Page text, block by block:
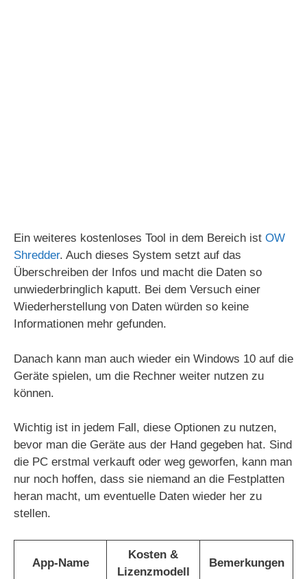
Ein weiteres kostenloses Tool in dem Bereich ist OW
Shredder. Auch dieses System setzt auf das
Überschreiben der Infos und macht die Daten so
unwiederbringlich kaputt. Bei dem Versuch einer
Wiederherstellung von Daten würden so keine
Informationen mehr gefunden.
Danach kann man auch wieder ein Windows 10 auf die
Geräte spielen, um die Rechner weiter nutzen zu
können.
Wichtig ist in jedem Fall, diese Optionen zu nutzen,
bevor man die Geräte aus der Hand gegeben hat. Sind
die PC erstmal verkauft oder weg geworfen, kann man
nur noch hoffen, dass sie niemand an die Festplatten
heran macht, um eventuelle Daten wieder her zu
stellen.
App-Name
Kosten &
Lizenzmodell
Bemerkungen